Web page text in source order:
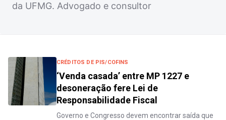
da UFMG. Advogado e consultor
CRÉDITOS DE PIS/COFINS
‘Venda casada’ entre MP 1227 e
desoneração fere Lei de
Responsabilidade Fiscal
Governo e Congresso devem encontrar saída que